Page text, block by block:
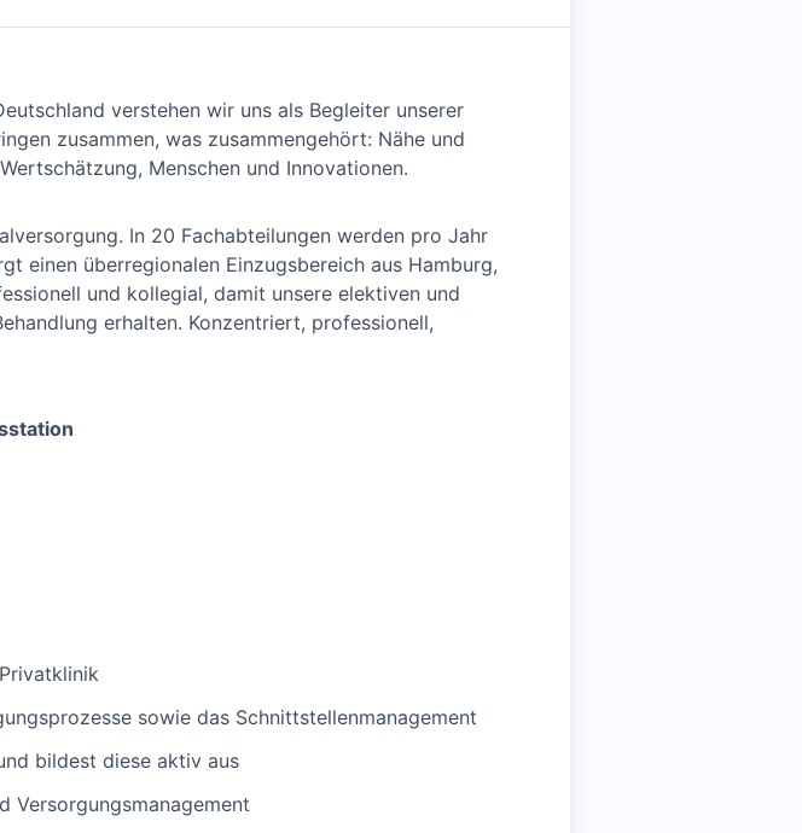
verstehen wir uns als Begleiter unserer
zusammen, was zusammengehört: Nähe und
Menschen und Innovationen.
In 20 Fachabteilungen werden pro Jahr
einen überregionalen Einzugsbereich aus Hamburg,
und kollegial, damit unsere elektiven und
erhalten. Konzentriert, professionell,
sowie das Schnittstellenmanagement
bildest diese aktiv aus
Versorgungsmanagement